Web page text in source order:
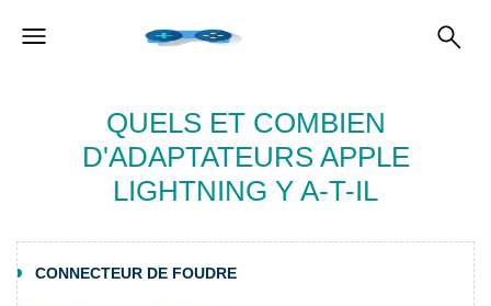
QUELS ET COMBIEN
D'ADAPTATEURS APPLE
LIGHTNING Y A-T-IL
CONNECTEUR DE FOUDRE